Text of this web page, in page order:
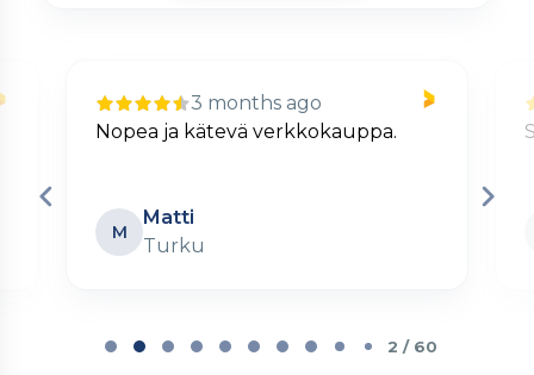
3 months ago
Nopea ja kätevä verkkokauppa.
M
Matti
Turku
2 / 60